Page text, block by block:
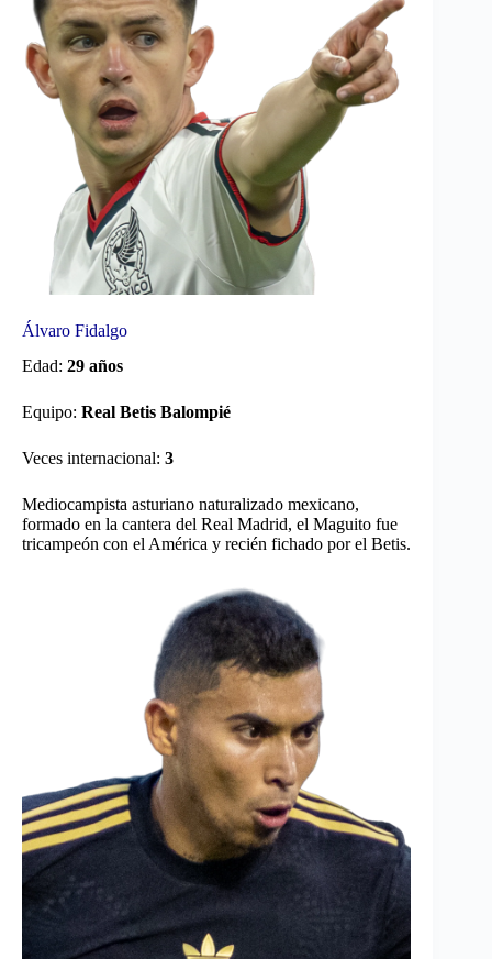
Álvaro Fidalgo
Edad: 29 años
Equipo: Real Betis Balompié
Veces internacional: 3
Mediocampista asturiano naturalizado mexicano,
formado en la cantera del Real Madrid, el Maguito fue
tricampeón con el América y recién fichado por el Betis.